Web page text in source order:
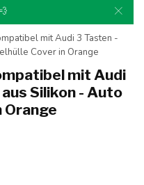
mit Audi 3 Tasten -
Cover in Orange
mit Audi
Silikon - Auto
Orange